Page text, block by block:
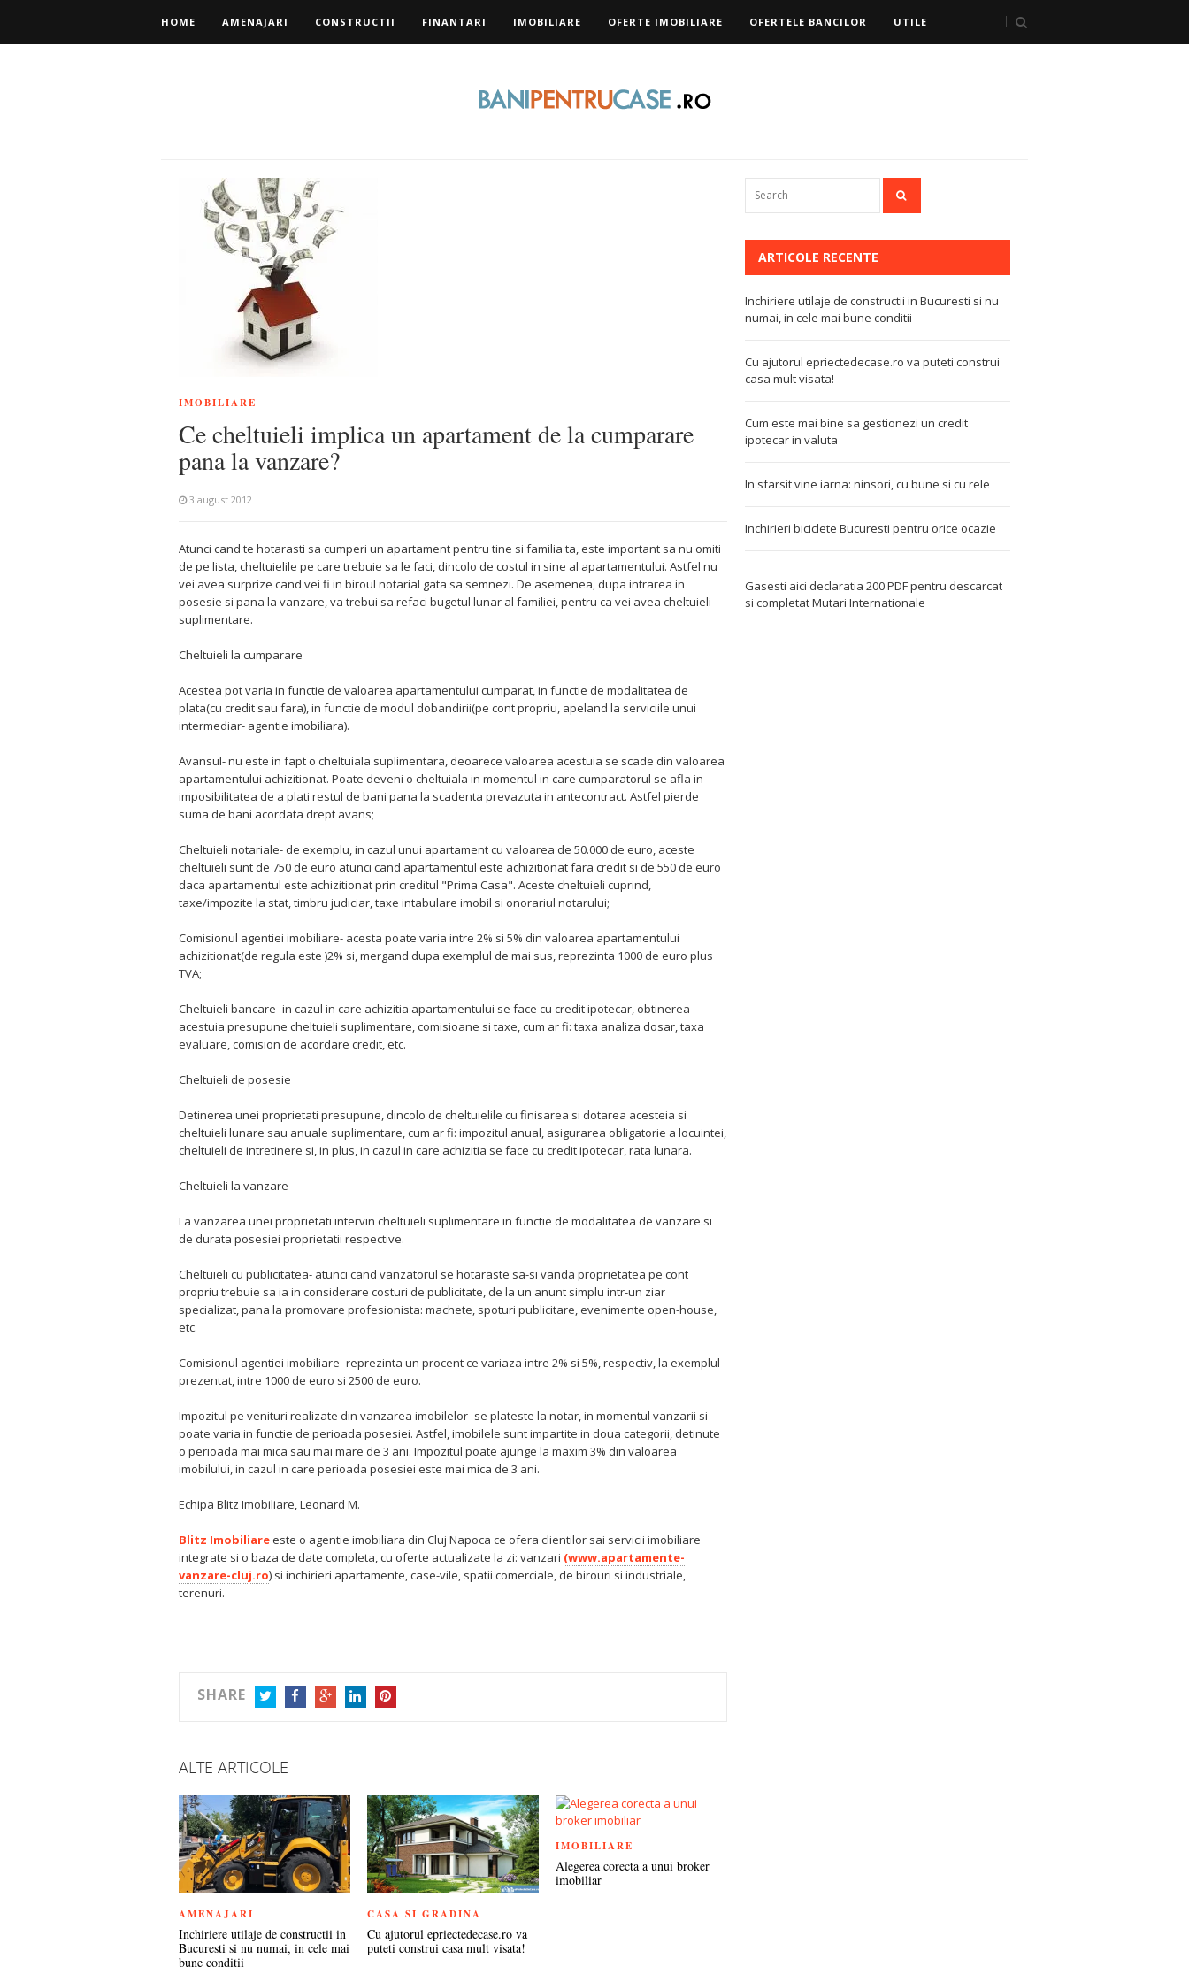
HOME AMENAJARI CONSTRUCTII FINANTARI IMOBILIARE OFERTE IMOBILIARE OFERTELE BANCILOR UTILE
IMOBILIARE
Ce cheltuieli implica un apartament de la cumparare
pana la vanzare?
3 august 2012
Atunci cand te hotarasti sa cumperi un apartament pentru tine si familia ta, este important sa nu omiti
de pe lista, cheltuielile pe care trebuie sa le faci, dincolo de costul in sine al apartamentului. Astfel nu
vei avea surprize cand vei fi in biroul notarial gata sa semnezi. De asemenea, dupa intrarea in
posesie si pana la vanzare, va trebui sa refaci bugetul lunar al familiei, pentru ca vei avea cheltuieli
suplimentare.
Cheltuieli la cumparare
Acestea pot varia in functie de valoarea apartamentului cumparat, in functie de modalitatea de
plata(cu credit sau fara), in functie de modul dobandirii(pe cont propriu, apeland la serviciile unui
intermediar- agentie imobiliara).
Avansul- nu este in fapt o cheltuiala suplimentara, deoarece valoarea acestuia se scade din valoarea
apartamentului achizitionat. Poate deveni o cheltuiala in momentul in care cumparatorul se afla in
imposibilitatea de a plati restul de bani pana la scadenta prevazuta in antecontract. Astfel pierde
suma de bani acordata drept avans;
Cheltuieli notariale- de exemplu, in cazul unui apartament cu valoarea de 50.000 de euro, aceste
cheltuieli sunt de 750 de euro atunci cand apartamentul este achizitionat fara credit si de 550 de euro
daca apartamentul este achizitionat prin creditul "Prima Casa". Aceste cheltuieli cuprind,
taxe/impozite la stat, timbru judiciar, taxe intabulare imobil si onorariul notarului;
Comisionul agentiei imobiliare- acesta poate varia intre 2% si 5% din valoarea apartamentului
achizitionat(de regula este )2% si, mergand dupa exemplul de mai sus, reprezinta 1000 de euro plus
TVA;
Cheltuieli bancare- in cazul in care achizitia apartamentului se face cu credit ipotecar, obtinerea
acestuia presupune cheltuieli suplimentare, comisioane si taxe, cum ar fi: taxa analiza dosar, taxa
evaluare, comision de acordare credit, etc.
Cheltuieli de posesie
Detinerea unei proprietati presupune, dincolo de cheltuielile cu finisarea si dotarea acesteia si
cheltuieli lunare sau anuale suplimentare, cum ar fi: impozitul anual, asigurarea obligatorie a locuintei,
cheltuieli de intretinere si, in plus, in cazul in care achizitia se face cu credit ipotecar, rata lunara.
Cheltuieli la vanzare
La vanzarea unei proprietati intervin cheltuieli suplimentare in functie de modalitatea de vanzare si
de durata posesiei proprietatii respective.
Cheltuieli cu publicitatea- atunci cand vanzatorul se hotaraste sa-si vanda proprietatea pe cont
propriu trebuie sa ia in considerare costuri de publicitate, de la un anunt simplu intr-un ziar
specializat, pana la promovare profesionista: machete, spoturi publicitare, evenimente open-house,
etc.
Comisionul agentiei imobiliare- reprezinta un procent ce variaza intre 2% si 5%, respectiv, la exemplul
prezentat, intre 1000 de euro si 2500 de euro.
Impozitul pe venituri realizate din vanzarea imobilelor- se plateste la notar, in momentul vanzarii si
poate varia in functie de perioada posesiei. Astfel, imobilele sunt impartite in doua categorii, detinute
o perioada mai mica sau mai mare de 3 ani. Impozitul poate ajunge la maxim 3% din valoarea
imobilului, in cazul in care perioada posesiei este mai mica de 3 ani.
Echipa Blitz Imobiliare, Leonard M.
Blitz Imobiliareeste o agentie imobiliara din Cluj Napoca ce ofera clientilor sai servicii imobiliare
integrate si o baza de date completa, cu oferte actualizate la zi: vanzari (www.apartamente-
vanzare-cluj.ro) si inchirieri apartamente, case-vile, spatii comerciale, de birouri si industriale,
terenuri.
SHARE
ALTE ARTICOLE
AMENAJARI
Inchiriere utilaje de constructii in
Bucuresti si nu numai, in cele mai
bune conditii
CASA SI GRADINA
Cu ajutorul epriectedecase.ro va
puteti construi casa mult visata!
IMOBILIARE
Alegerea corecta a unui broker
imobiliar
ARTICOLE RECENTE
Inchiriere utilaje de constructii in Bucuresti si nu
numai, in cele mai bune conditii
Cu ajutorul epriectedecase.ro va puteti construi
casa mult visata!
Cum este mai bine sa gestionezi un credit
ipotecar in valuta
In sfarsit vine iarna: ninsori, cu bune si cu rele
Inchirieri biciclete Bucuresti pentru orice ocazie
Gasesti aici declaratia 200 PDFpentru descarcat
si completatMutari Internationale